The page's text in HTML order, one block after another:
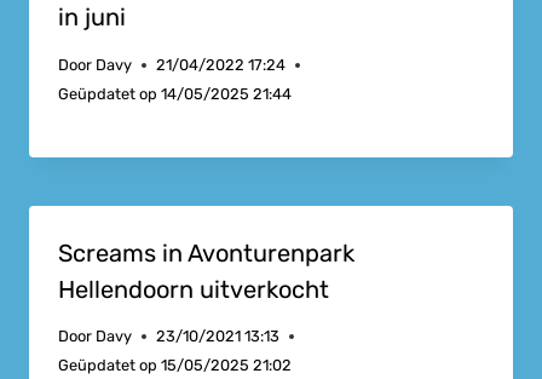
in juni
Door Davy
21/04/2022 17:24
Geüpdatet op 14/05/2025 21:44
Screams in Avonturenpark
Hellendoorn uitverkocht
Door Davy
23/10/2021 13:13
Geüpdatet op 15/05/2025 21:02